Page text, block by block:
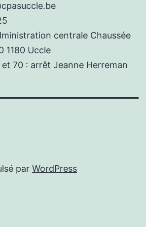
centrale Chaussée
1180 Uccle
70 : arrêt Jeanne Herreman
par WordPress